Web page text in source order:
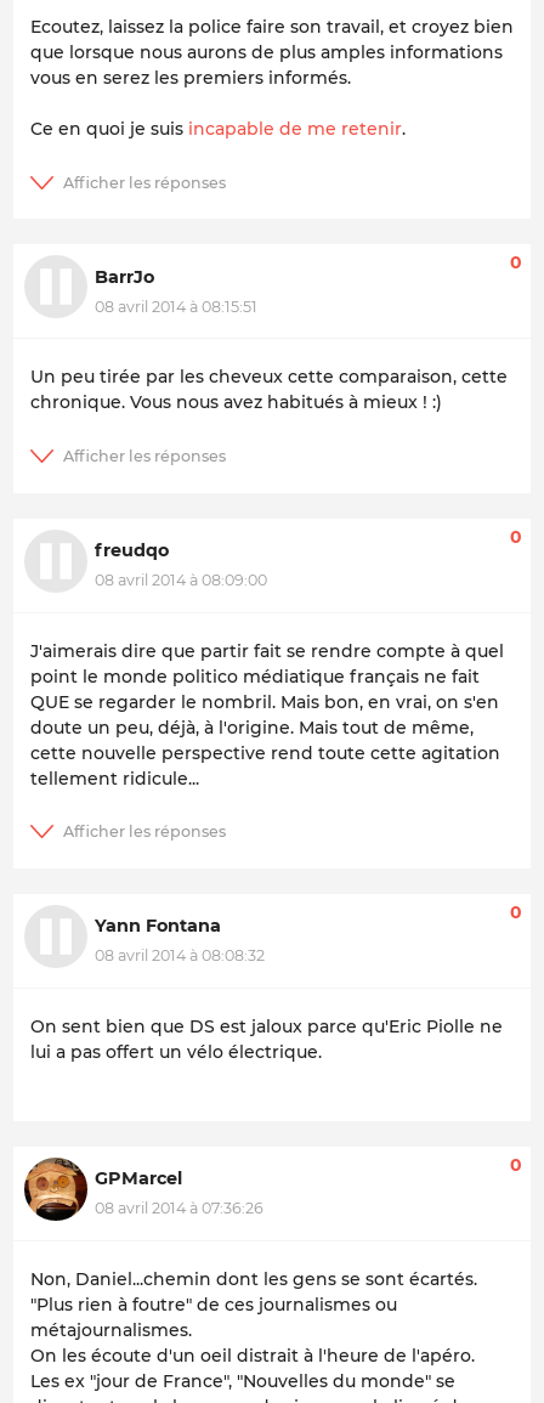
Ecoutez, laissez la police faire son travail, et croyez bien
que lorsque nous aurons de plus amples informations
vous en serez les premiers informés.
Ce en quoi je suis incapable de me retenir.
BarrJo
08 avril 2014 à 08:15:51
0
Un peu tirée par les cheveux cette comparaison, cette
chronique. Vous nous avez habitués à mieux ! :)
freudqo
08 avril 2014 à 08:09:00
0
J'aimerais dire que partir fait se rendre compte à quel
point le monde politico médiatique français ne fait
QUE se regarder le nombril. Mais bon, en vrai, on s'en
doute un peu, déjà, à l'origine. Mais tout de même,
cette nouvelle perspective rend toute cette agitation
tellement ridicule...
Yann Fontana
08 avril 2014 à 08:08:32
0
On sent bien que DS est jaloux parce qu'Eric Piolle ne
lui a pas offert un vélo électrique.
GPMarcel
08 avril 2014 à 07:36:26
0
Non, Daniel...chemin dont les gens se sont écartés.
"Plus rien à foutre" de ces journalismes ou
métajournalismes.
On les écoute d'un oeil distrait à l'heure de l'apéro.
Les ex "jour de France", "Nouvelles du monde" se